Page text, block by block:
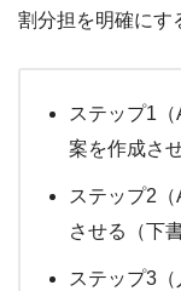
割分担を明確にす
ステップ1（
案を作成さ
ステップ2（
させる（下
ステップ3（